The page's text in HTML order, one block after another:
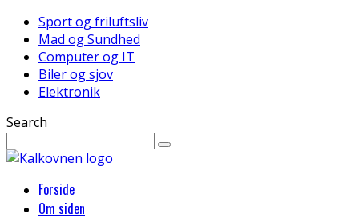
Sport og friluftsliv
Mad og Sundhed
Computer og IT
Biler og sjov
Elektronik
Search
Forside
Om siden